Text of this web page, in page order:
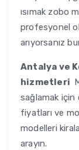
ısımak zobo
profesyonel
arıyorsanız
Antalya ve
hizmetleri
sağlamak için
fiyatları ve
modelleri
arayın.